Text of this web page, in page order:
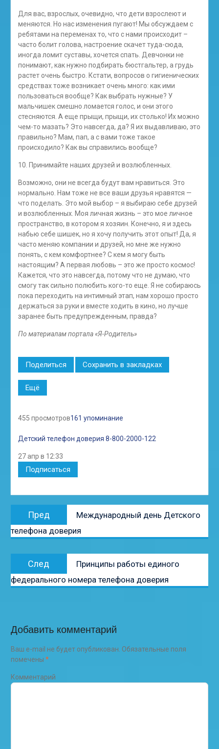
Для вас, взрослых, очевидно, что дети взрослеют и
меняются. Но нас изменения пугают! Мы обсуждаем с
ребятами на переменах то, что с нами происходит –
часто болит голова, настроение скачет туда-сюда,
иногда ломит суставы, хочется спать. Девчонки не
понимают, как нужно подбирать бюстгальтер, а грудь
растет очень быстро. Кстати, вопросов о гигиенических
средствах тоже возникает очень много: как ими
пользоваться вообще? Как выбрать нужные? У
мальчишек смешно ломается голос, и они этого
стесняются. А еще прыщи, прыщи, их столько! Их можно
чем-то мазать? Это навсегда, да? Я их выдавливаю, это
правильно? Мам, пап, а с вами тоже такое
происходило? Как вы справились вообще?
10. Принимайте наших друзей и возлюбленных.
Возможно, они не всегда будут вам нравиться. Это
нормально. Нам тоже не все ваши друзья нравятся —
что поделать. Это мой выбор – я выбираю себе друзей
и возлюбленных. Моя личная жизнь – это мое личное
пространство, в котором я хозяин. Конечно, я и здесь
набью себе шишек, но я хочу получить этот опыт! Да, я
часто меняю компании и друзей, но мне же нужно
понять, с кем комфортнее? С кем я могу быть
настоящим? А первая любовь – это же просто космос!
Кажется, что это навсегда, потому что не думаю, что
смогу так сильно полюбить кого-то еще. Я не собираюсь
пока переходить на интимный этап, нам хорошо просто
держаться за руки и вместе ходить в кино, но лучше
заранее быть предупрежденным, правда?
По материалам портала «Я-Родитель»
Поделиться Сохранить в закладках
Ещё
455 просмотров161 упоминание
Детский телефон доверия 8-800-2000-122
27 апр в 12:33
Подписаться
Навигация
записям
Пред
Предыдущая
запись:
Международный день Детского
телефона доверия
След
Следующая
запись:
Принципы работы единого
федерального номера телефона доверия
Добавить комментарий
Ваш e-mail не будет опубликован. Обязательные поля
помечены *
Комментарий